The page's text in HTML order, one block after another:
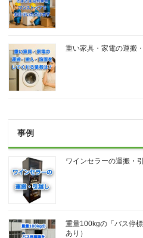
重い家具・家電の運搬
事例
ワインセラーの運搬・
重量100kgの「バス停
あり）